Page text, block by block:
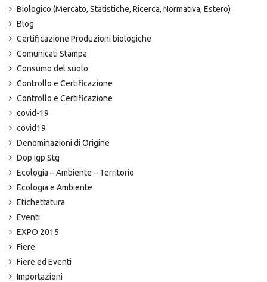
Biologico (Mercato, Statistiche, Ricerca, Normativa, Estero)
Blog
Certificazione Produzioni biologiche
Comunicati Stampa
Consumo del suolo
Controllo e Certificazione
Controllo e Certificazione
covid-19
covid19
Denominazioni di Origine
Dop Igp Stg
Ecologia – Ambiente – Territorio
Ecologia e Ambiente
Etichettatura
Eventi
EXPO 2015
Fiere
Fiere ed Eventi
Importazioni